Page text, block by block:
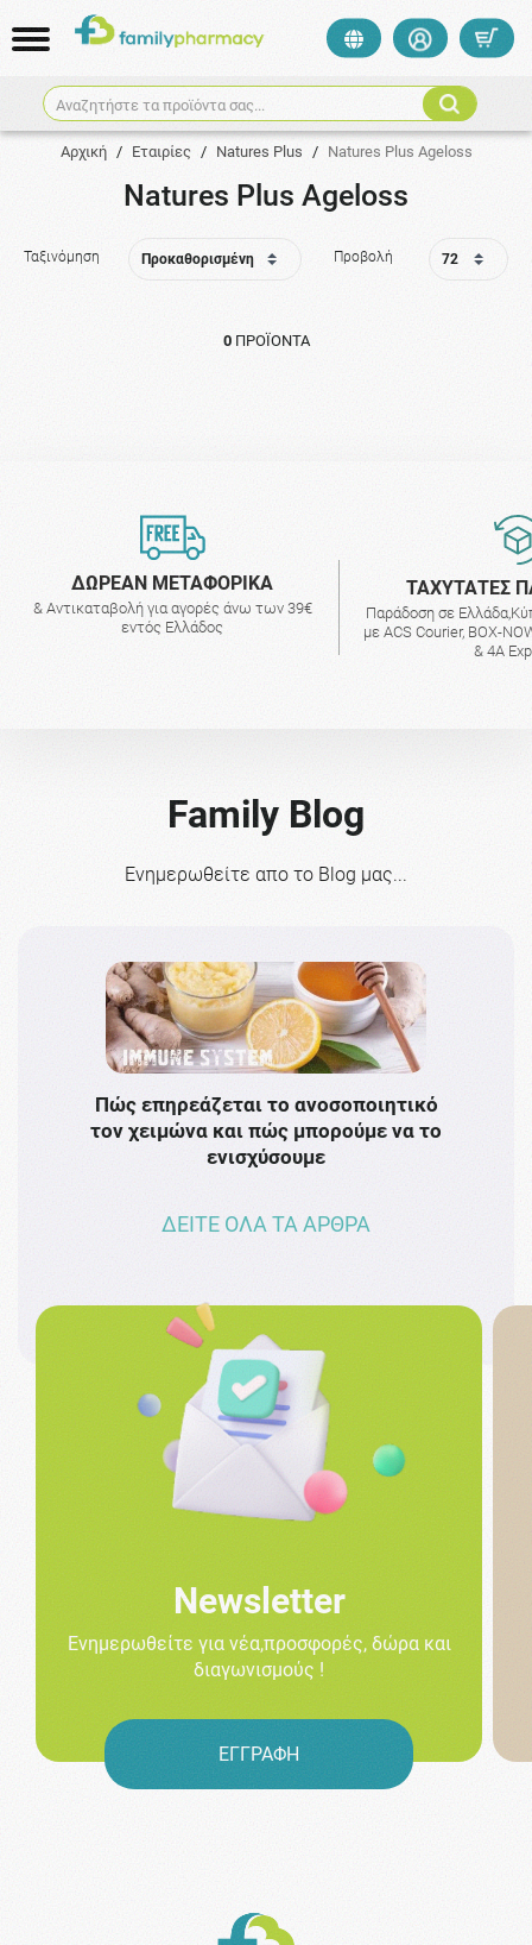
Αναζητήστε τα προϊόντα σας...
Αρχική / Εταιρίες / Natures Plus / Natures Plus Ageloss
Natures Plus Ageloss
Ταξινόμηση Προβολή
0ΠΡΟΪΌΝΤΑ
ΔΩΡΕΑΝ ΜΕΤΑΦΟΡΙΚΑ
& Αντικαταβολή για αγορές άνω των 39€
εντός Ελλάδος
ΤΑΧΥΤΑΤΕΣ
Παράδοση σε
με ACS Courier, BOX-
& 4A
Family Blog
Ενημερωθείτε απο το Blog μας...
Πώς επηρεάζεται το ανοσοποιητικό
τον χειμώνα και πώς μπορούμε να το
ενισχύσουμε
ΔΕΙΤΕ ΟΛΑ ΤΑ ΑΡΘΡΑ
Newsletter
Ενημερωθείτε για νέα,προσφορές, δώρα και
διαγωνισμούς !
ΕΓΓΡΑΦΗ